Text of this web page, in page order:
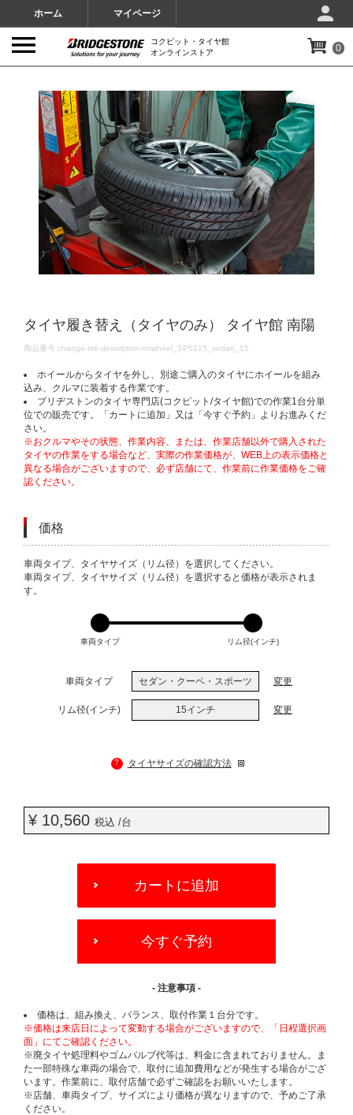
ホーム マイページ
コクピット・タイヤ館
オンラインストア
0
タイヤ履き替え（タイヤのみ） タイヤ館 南陽
DETAILS
商品番号 change-tire-desorption-nowheel_SP5215_sedan_15
ホイールからタイヤを外し、別途ご購入のタイヤにホイールを組み
込み、クルマに装着する作業です。
ブリヂストンのタイヤ専門店(コクピット/タイヤ館)での作業1台分単
位での販売です。「カートに追加」又は「今すぐ予約」よりお進みくだ
さい。
※おクルマやその状態、作業内容、または、作業店舗以外で購入された
タイヤの作業をする場合など、実際の作業価格が、WEB上の表示価格と
異なる場合がございますので、必ず店舗にて、作業前に作業価格をご確
認ください。
価格
VARIATIONS
車両タイプ、タイヤサイズ（リム径）を選択してください。
車両タイプ、タイヤサイズ（リム径）を選択すると価格が表示されま
す。
車両タイプ リム径(インチ)
車両タイプ セダン・クーペ・スポーツ 変更
リム径(インチ) 15インチ 変更
? タイヤサイズの確認方法
¥ 10,560 税込 /台
OPTIONS
カートに追加
今すぐ予約
- 注意事項 -
価格は、組み換え、バランス、取付作業１台分です。
※価格は来店日によって変動する場合がございますので、「日程選択画
面」にてご確認ください。
※廃タイヤ処理料やゴムバルブ代等は、料金に含まれておりません。ま
た一部特殊な車両の場合で、取付に追加費用などが発生する場合がござ
います。作業前に、取付店舗で必ずご確認をお願いいたします。
※店舗、車両タイプ、サイズにより価格が異なりますので、予めご了承
ください。